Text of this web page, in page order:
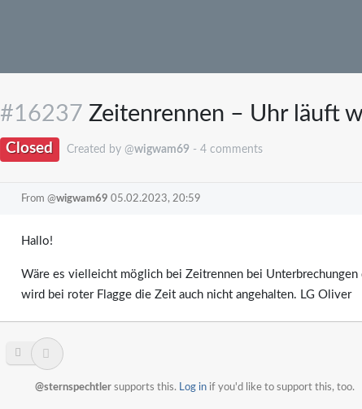
#16237 Zeitenrennen – Uhr läuft
Closed Created by @wigwam69- 4 comments
From @wigwam69 05.02.2023, 20:59
Hallo!
Wäre es vielleicht möglich bei Zeitrennen bei Unterbrechungen
wird bei roter Flagge die Zeit auch nicht angehalten. LG Oliver
@sternspechtler supports this. Log in if you'd like to support this, too.